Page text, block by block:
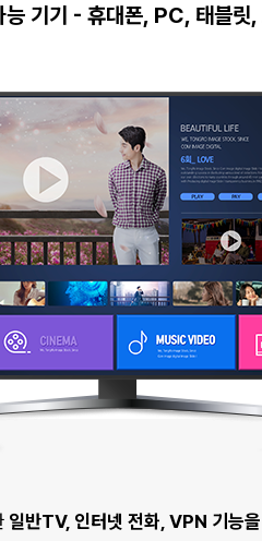
기기 - 휴대폰, PC, 태블릿
일반TV, 인터넷 전화, VPN 기능